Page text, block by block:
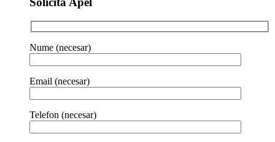
Nume (necesar)
Email (necesar)
Telefon (necesar)